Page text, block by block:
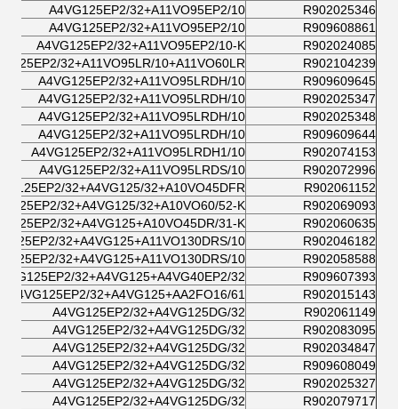
R902025346
A4VG125EP2/32+A11VO95EP2/10
R909608861
A4VG125EP2/32+A11VO95EP2/10
R902024085
A4VG125EP2/32+A11VO95EP2/10-K
R902104239
32+A11VO95LR/10+A11VO60LR
R909609645
A4VG125EP2/32+A11VO95LRDH/10
R902025347
A4VG125EP2/32+A11VO95LRDH/10
R902025348
A4VG125EP2/32+A11VO95LRDH/10
R909609644
A4VG125EP2/32+A11VO95LRDH/10
R902074153
A4VG125EP2/32+A11VO95LRDH1/10
R902072996
A4VG125EP2/32+A11VO95LRDS/10
R902061152
32+A4VG125/32+A10VO45DFR
R902069093
32+A4VG125/32+A10VO60/52-K
R902060635
32+A4VG125+A10VO45DR/31-K
R902046182
32+A4VG125+A11VO130DRS/10
R902058588
32+A4VG125+A11VO130DRS/10
R909607393
32+A4VG125+A4VG40EP2/32
R902015143
A4VG125EP2/32+A4VG125+AA2FO16/61
R902061149
A4VG125EP2/32+A4VG125DG/32
R902083095
A4VG125EP2/32+A4VG125DG/32
R902034847
A4VG125EP2/32+A4VG125DG/32
R909608049
A4VG125EP2/32+A4VG125DG/32
R902025327
A4VG125EP2/32+A4VG125DG/32
R902079717
A4VG125EP2/32+A4VG125DG/32